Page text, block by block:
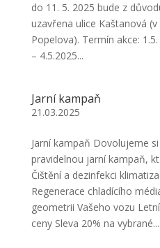
do 11. 5. 2025 bude z
uzavřena ulice Kaštanová
Popelova). Termín akce:
– 4.5.2025...
Jarní kampaň
21.03.2025
Jarní kampaň Dovolujeme
pravidelnou jarní kampaň,
Čištění a dezinfekci
Regenerace chladícího
geometrii Vašeho vozu
ceny Sleva 20% na vybrané...